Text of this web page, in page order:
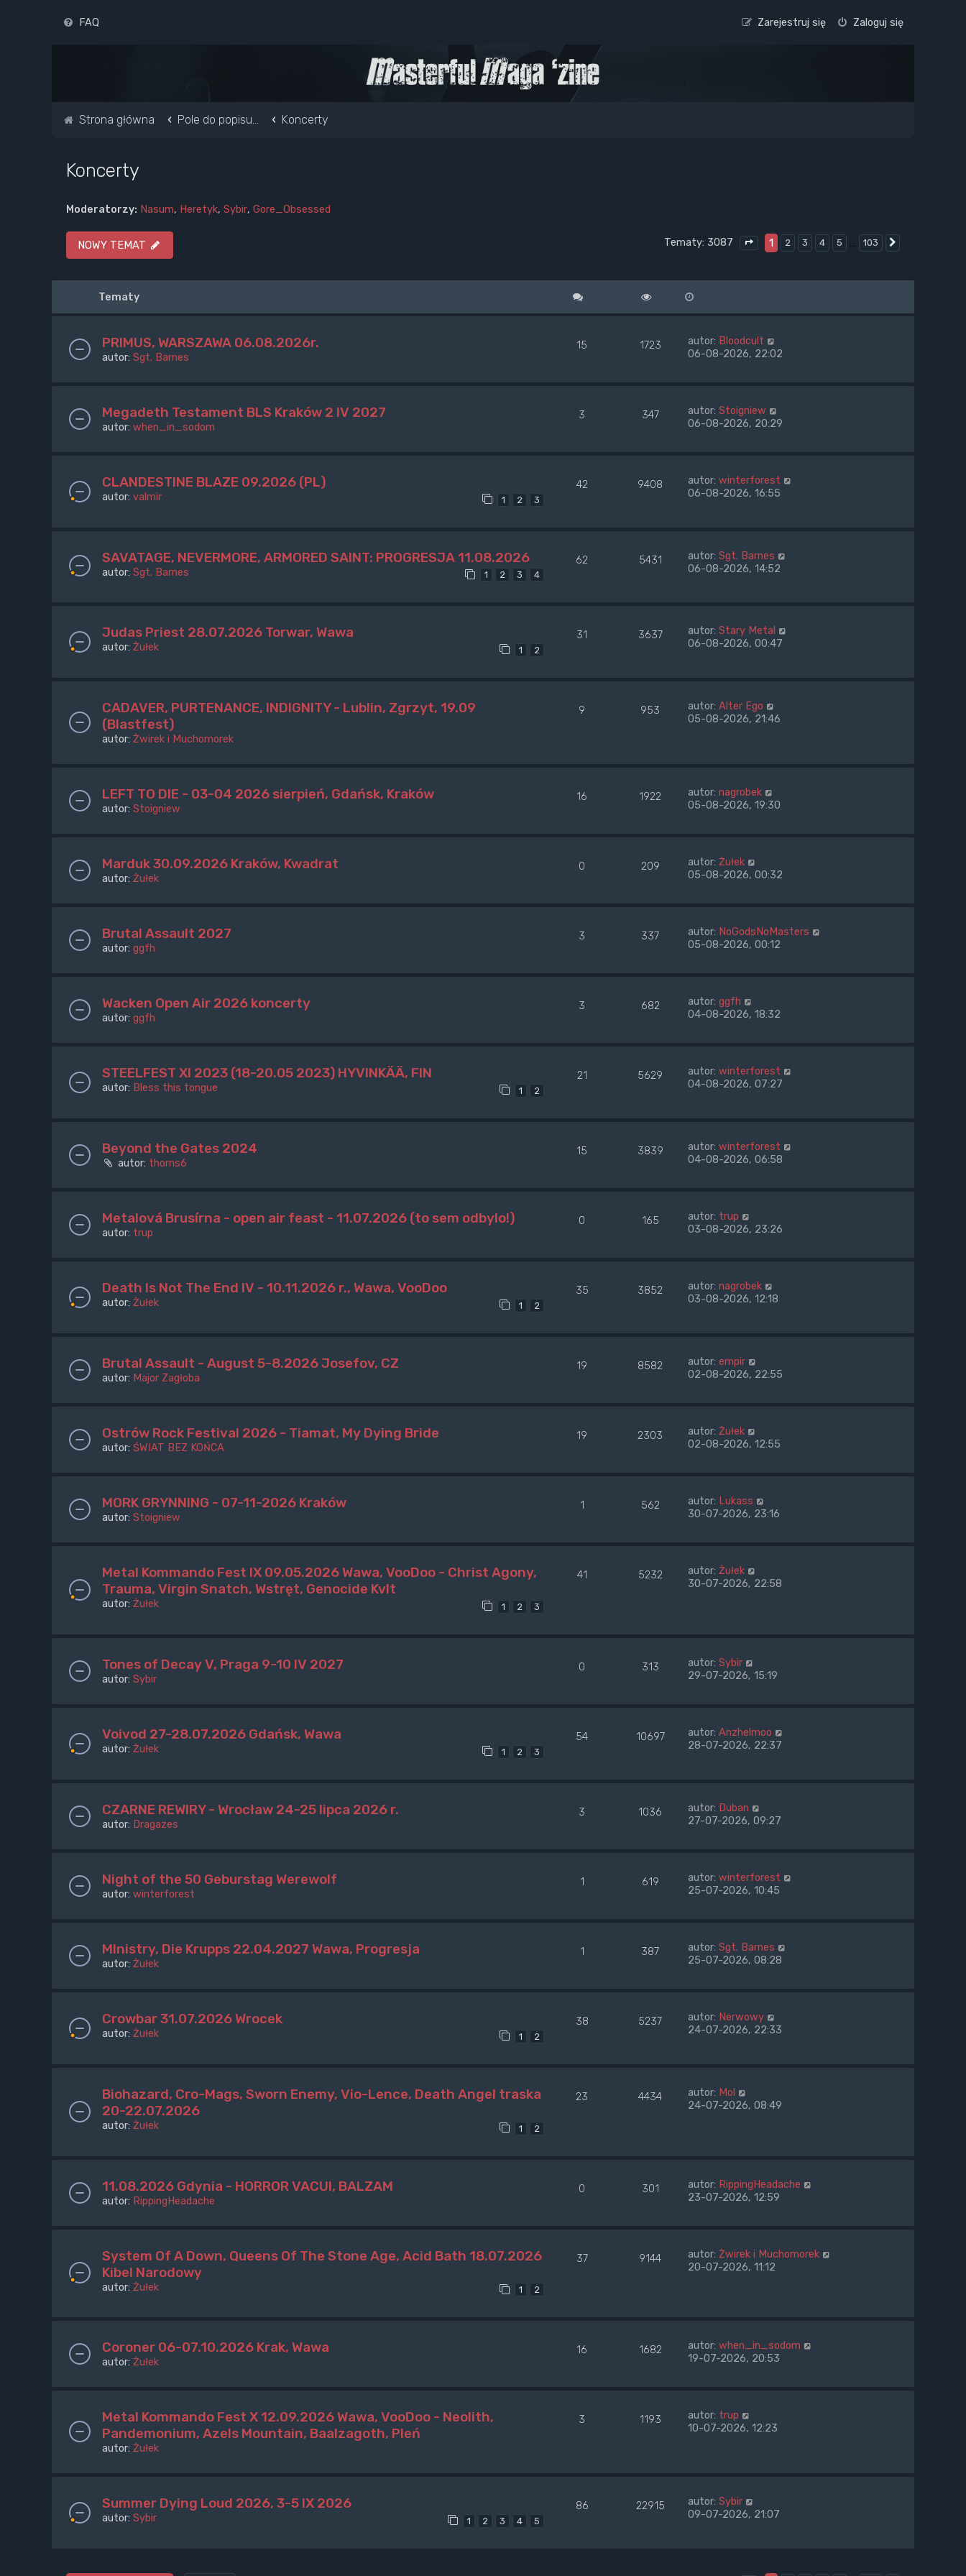
FAQ Zaloguj się
Zarejestruj się
Strona główna Pole do popisu... Koncerty
Koncerty
Moderatorzy: Nasum, Heretyk, Sybir, Gore_Obsessed
NOWY TEMAT Tematy: 3087 Strona1 103
1 2 3 4 5 … 103
Tematy
PRIMUS, WARSZAWA 06.08.2026r.
autor: Sgt. Barnes
15 1723 autor: Bloodcult
06-08-2026, 22:02
Megadeth Testament BLS Kraków 2 IV 2027
autor: when_in_sodom
3 347 autor: Stoigniew
06-08-2026, 20:29
CLANDESTINE BLAZE 09.2026 (PL)
autor: valmir 1 2 3
42 9408 autor: winterforest
06-08-2026, 16:55
SAVATAGE, NEVERMORE, ARMORED SAINT: PROGRESJA 11.08.2026
autor: Sgt. Barnes 1 2 3 4
62 5431 autor: Sgt. Barnes
06-08-2026, 14:52
Judas Priest 28.07.2026 Torwar, Wawa
autor: Żułek 1 2
31 3637 autor: Stary Metal
06-08-2026, 00:47
CADAVER, PURTENANCE, INDIGNITY - Lublin, Zgrzyt, 19.09
(Blastfest)
autor: Żwirek i Muchomorek
9 953 autor: Alter Ego
05-08-2026, 21:46
LEFT TO DIE - 03-04 2026 sierpień, Gdańsk, Kraków
autor: Stoigniew
16 1922 autor: nagrobek
05-08-2026, 19:30
Marduk 30.09.2026 Kraków, Kwadrat
autor: Żułek
0 209 autor: Żułek
05-08-2026, 00:32
Brutal Assault 2027
autor: ggfh
3 337 autor: NoGodsNoMasters
05-08-2026, 00:12
Wacken Open Air 2026 koncerty
autor: ggfh
3 682 autor: ggfh
04-08-2026, 18:32
STEELFEST XI 2023 (18-20.05 2023) HYVINKÄÄ, FIN
autor: Bless this tongue 1 2
21 5629 autor: winterforest
04-08-2026, 07:27
Beyond the Gates 2024
autor: thorns6
15 3839 autor: winterforest
04-08-2026, 06:58
Metalová Brusírna - open air feast - 11.07.2026 (to sem odbylo!)
autor: trup
0 165 autor: trup
03-08-2026, 23:26
Death Is Not The End IV - 10.11.2026 r., Wawa, VooDoo
autor: Żułek 1 2
35 3852 autor: nagrobek
03-08-2026, 12:18
Brutal Assault - August 5-8.2026 Josefov, CZ
autor: Major Zagłoba
19 8582 autor: empir
02-08-2026, 22:55
Ostrów Rock Festival 2026 - Tiamat, My Dying Bride
autor: ŚWIAT BEZ KOŃCA
19 2303 autor: Żułek
02-08-2026, 12:55
MORK GRYNNING - 07-11-2026 Kraków
autor: Stoigniew
1 562 autor: Lukass
30-07-2026, 23:16
Metal Kommando Fest IX 09.05.2026 Wawa, VooDoo - Christ Agony,
Trauma, Virgin Snatch, Wstręt, Genocide Kvlt
autor: Żułek 1 2 3
41 5232 autor: Żułek
30-07-2026, 22:58
Tones of Decay V, Praga 9-10 IV 2027
autor: Sybir
0 313 autor: Sybir
29-07-2026, 15:19
Voivod 27-28.07.2026 Gdańsk, Wawa
autor: Żułek 1 2 3
54 10697 autor: Anzhelmoo
28-07-2026, 22:37
CZARNE REWIRY - Wrocław 24-25 lipca 2026 r.
autor: Dragazes
3 1036 autor: Duban
27-07-2026, 09:27
Night of the 50 Geburstag Werewolf
autor: winterforest
1 619 autor: winterforest
25-07-2026, 10:45
MInistry, Die Krupps 22.04.2027 Wawa, Progresja
autor: Żułek
1 387 autor: Sgt. Barnes
25-07-2026, 08:28
Crowbar 31.07.2026 Wrocek
autor: Żułek 1 2
38 5237 autor: Nerwowy
24-07-2026, 22:33
Biohazard, Cro-Mags, Sworn Enemy, Vio-Lence, Death Angel traska
20-22.07.2026
autor: Żułek 1 2
23 4434 autor: Mol
24-07-2026, 08:49
11.08.2026 Gdynia - HORROR VACUI, BALZAM
autor: RippingHeadache
0 301 autor: RippingHeadache
23-07-2026, 12:59
System Of A Down, Queens Of The Stone Age, Acid Bath 18.07.2026
Kibel Narodowy
autor: Żułek 1 2
37 9144 autor: Żwirek i Muchomorek
20-07-2026, 11:12
Coroner 06-07.10.2026 Krak, Wawa
autor: Żułek
16 1682 autor: when_in_sodom
19-07-2026, 20:53
Metal Kommando Fest X 12.09.2026 Wawa, VooDoo - Neolith,
Pandemonium, Azels Mountain, Baalzagoth, Pleń
autor: Żułek
3 1193 autor: trup
10-07-2026, 12:23
Summer Dying Loud 2026, 3-5 IX 2026
autor: Sybir 1 2 3 4 5
86 22915 autor: Sybir
09-07-2026, 21:07